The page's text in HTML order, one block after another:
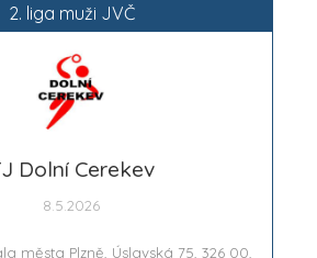
2. liga muži JVČ
Dolní Cerekev
8.5.2026
města Plzně, Úslavská 75, 326 00,